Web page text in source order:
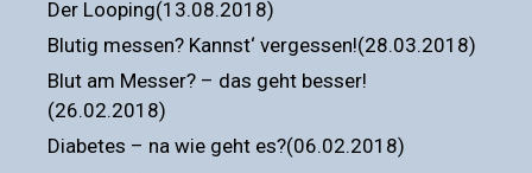
Der Looping(13.08.2018)
Blutig messen? Kannst‘ vergessen!(28.03.2018)
Blut am Messer? – das geht besser!
(26.02.2018)
Diabetes – na wie geht es?(06.02.2018)